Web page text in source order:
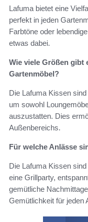
Lafuma bietet eine
perfekt in jeden
Farbtöne oder
etwas dabei.
Wie viele Größen gibt
Gartenmöbel?
Die Lafuma Kissen
um sowohl
auszustatten. Dies
Außenbereichs.
Für welche Anlässe
Die Lafuma Kissen
eine Grillparty,
gemütliche
Gemütlichkeit für jeden